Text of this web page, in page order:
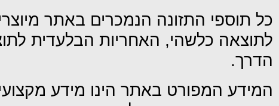
כל תוספי התזונה הנמכרים באתר
לתוצאה כלשהי, האחריות הבלעדית
הדרך.
המידע המפורט באתר הינו מידע